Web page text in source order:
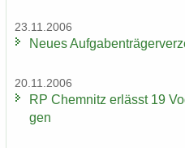
23.11.2006
Neues
20.11.2006
RP Chem­nitz er­lässt 19
gen